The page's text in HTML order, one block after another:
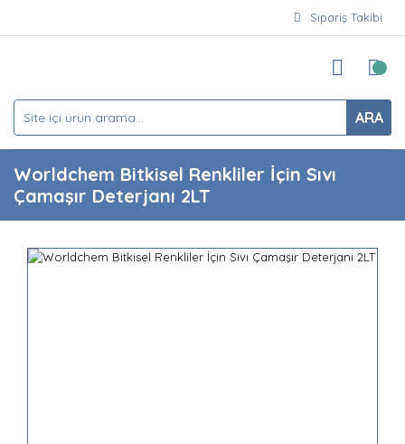
Sipariş Takibi
ARA
Worldchem Bitkisel Renkliler İçin Sıvı
Çamaşır Deterjanı 2LT